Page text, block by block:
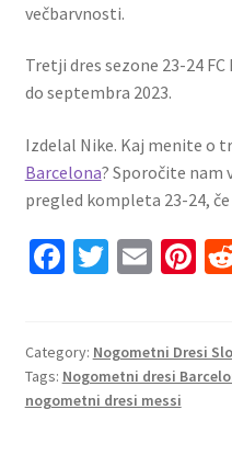
večbarvnosti.
Tretji dres sezone 23-24
do septembra 2023.
Izdelal Nike. Kaj menite o
Barcelona? Sporočite
pregled kompleta 23-24,
Fa
o
o
T
er
E
l
Pi
es
t
Category: Nogometni Dresi
Tags: Nogometni dresi
nogometni dresi messi